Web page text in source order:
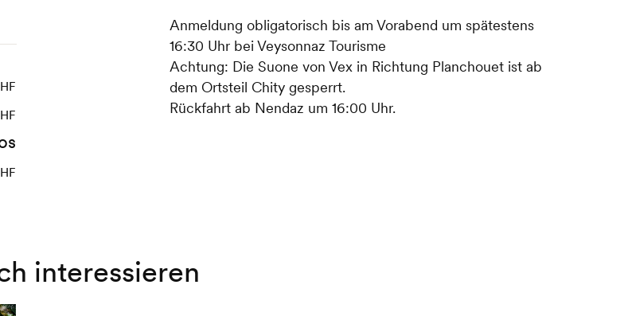
Anmeldung obligatorisch bis am Vorabend um spätestens
16:30 Uhr bei Veysonnaz Tourisme
Achtung: Die Suone von Vex in Richtung Planchouet ist ab
dem Ortsteil Chity gesperrt.
Rückfahrt ab Nendaz um 16:00 Uhr.
interessieren